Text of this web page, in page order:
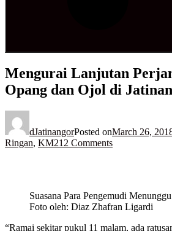
Mengurai Lanjutan
Opang dan Ojol di
dJatinangorPosted onMarch 26,
Ringan, KM21 2 Comments
Suasana Para Pengemudi
Foto oleh: Diaz Zhafran Ligardi
“Ramai sekitar pukul 11 malam, ada